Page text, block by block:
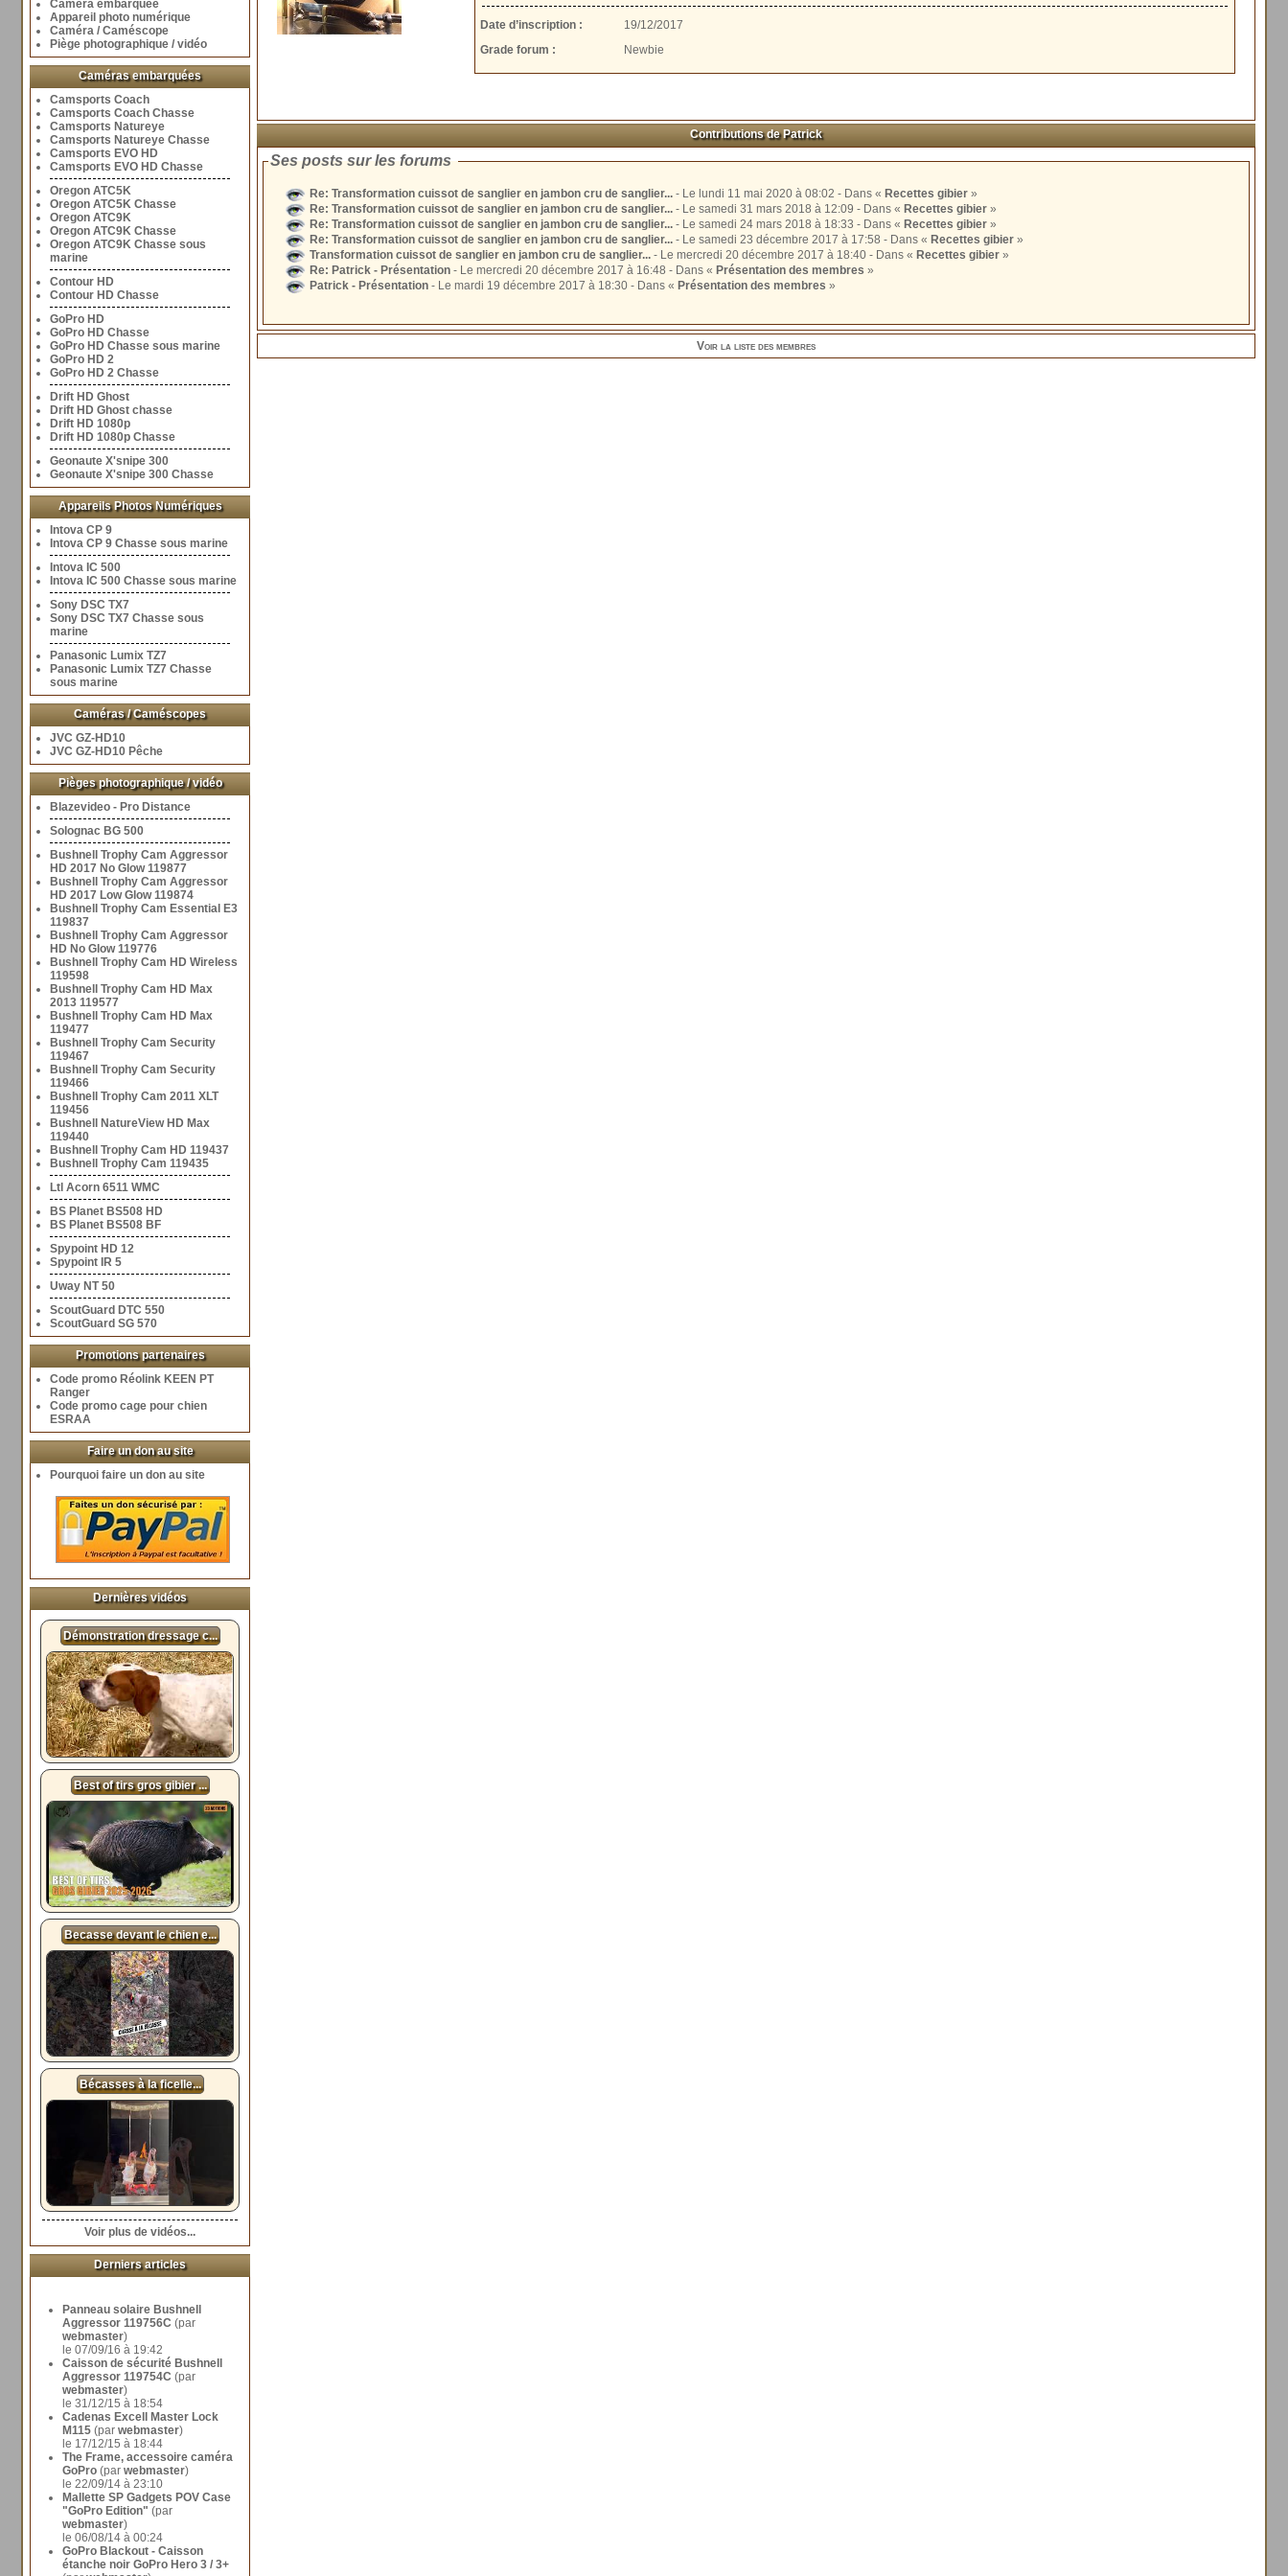
Caméra embarquée
Appareil photo numérique
Caméra / Caméscope
Piège photographique / vidéo
Caméras embarquées
Camsports Coach
Camsports Coach Chasse
Camsports Natureye
Camsports Natureye Chasse
Camsports EVO HD
Camsports EVO HD Chasse
Oregon ATC5K
Oregon ATC5K Chasse
Oregon ATC9K
Oregon ATC9K Chasse
Oregon ATC9K Chasse sous
marine
Contour HD
Contour HD Chasse
GoPro HD
GoPro HD Chasse
GoPro HD Chasse sous marine
GoPro HD 2
GoPro HD 2 Chasse
Drift HD Ghost
Drift HD Ghost chasse
Drift HD 1080p
Drift HD 1080p Chasse
Geonaute X'snipe 300
Geonaute X'snipe 300 Chasse
Appareils Photos Numériques
Intova CP 9
Intova CP 9 Chasse sous marine
Intova IC 500
Intova IC 500 Chasse sous marine
Sony DSC TX7
Sony DSC TX7 Chasse sous
marine
Panasonic Lumix TZ7
Panasonic Lumix TZ7 Chasse
sous marine
Caméras / Caméscopes
JVC GZ-HD10
JVC GZ-HD10 Pêche
Pièges photographique / vidéo
Blazevideo - Pro Distance
Solognac BG 500
Bushnell Trophy Cam Aggressor
HD 2017 No Glow 119877
Bushnell Trophy Cam Aggressor
HD 2017 Low Glow 119874
Bushnell Trophy Cam Essential E3
119837
Bushnell Trophy Cam Aggressor
HD No Glow 119776
Bushnell Trophy Cam HD Wireless
119598
Bushnell Trophy Cam HD Max
2013 119577
Bushnell Trophy Cam HD Max
119477
Bushnell Trophy Cam Security
119467
Bushnell Trophy Cam Security
119466
Bushnell Trophy Cam 2011 XLT
119456
Bushnell NatureView HD Max
119440
Bushnell Trophy Cam HD 119437
Bushnell Trophy Cam 119435
Ltl Acorn 6511 WMC
BS Planet BS508 HD
BS Planet BS508 BF
Spypoint HD 12
Spypoint IR 5
Uway NT 50
ScoutGuard DTC 550
ScoutGuard SG 570
Promotions partenaires
Code promo Réolink KEEN PT
Ranger
Code promo cage pour chien
ESRAA
Faire un don au site
Pourquoi faire un don au site
Dernières vidéos
Démonstration dressage c...
Best of tirs gros gibier ...
Becasse devant le chien e...
Bécasses à la ficelle...
Voir plus de vidéos...
Derniers articles
Panneau solaire Bushnell
Aggressor 119756C (par
webmaster)
le 07/09/16 à 19:42
Caisson de sécurité Bushnell
Aggressor 119754C (par
webmaster)
le 31/12/15 à 18:54
Cadenas Excell Master Lock
M115 (par webmaster)
le 17/12/15 à 18:44
The Frame, accessoire caméra
GoPro (par webmaster)
le 22/09/14 à 23:10
Mallette SP Gadgets POV Case
"GoPro Edition" (par
webmaster)
le 06/08/14 à 00:24
GoPro Blackout - Caisson
étanche noir GoPro Hero 3 / 3+
Date d’inscription :
19/12/2017
Grade forum :
Newbie
Contributions de Patrick
Ses posts sur les forums
Re: Transformation cuissot de sanglier en jambon cru de sanglier... - Le lundi 11 mai 2020 à 08:02 - Dans « Recettes gibier »
Re: Transformation cuissot de sanglier en jambon cru de sanglier...
- Le samedi 31 mars 2018 à 12:09 - Dans « Recettes gibier »
Re: Transformation cuissot de sanglier en jambon cru de sanglier...
- Le samedi 24 mars 2018 à 18:33 - Dans « Recettes gibier »
Re: Transformation cuissot de sanglier en jambon cru de sanglier...
- Le samedi 23 décembre 2017 à 17:58 - Dans « Recettes gibier »
Transformation cuissot de sanglier en jambon cru de sanglier...
- Le mercredi 20 décembre 2017 à 18:40 - Dans « Recettes gibier »
Re: Patrick - Présentation
- Le mercredi 20 décembre 2017 à 16:48 - Dans « Présentation des membres »
Patrick - Présentation
- Le mardi 19 décembre 2017 à 18:30 - Dans « Présentation des membres »
Voir la liste des membres